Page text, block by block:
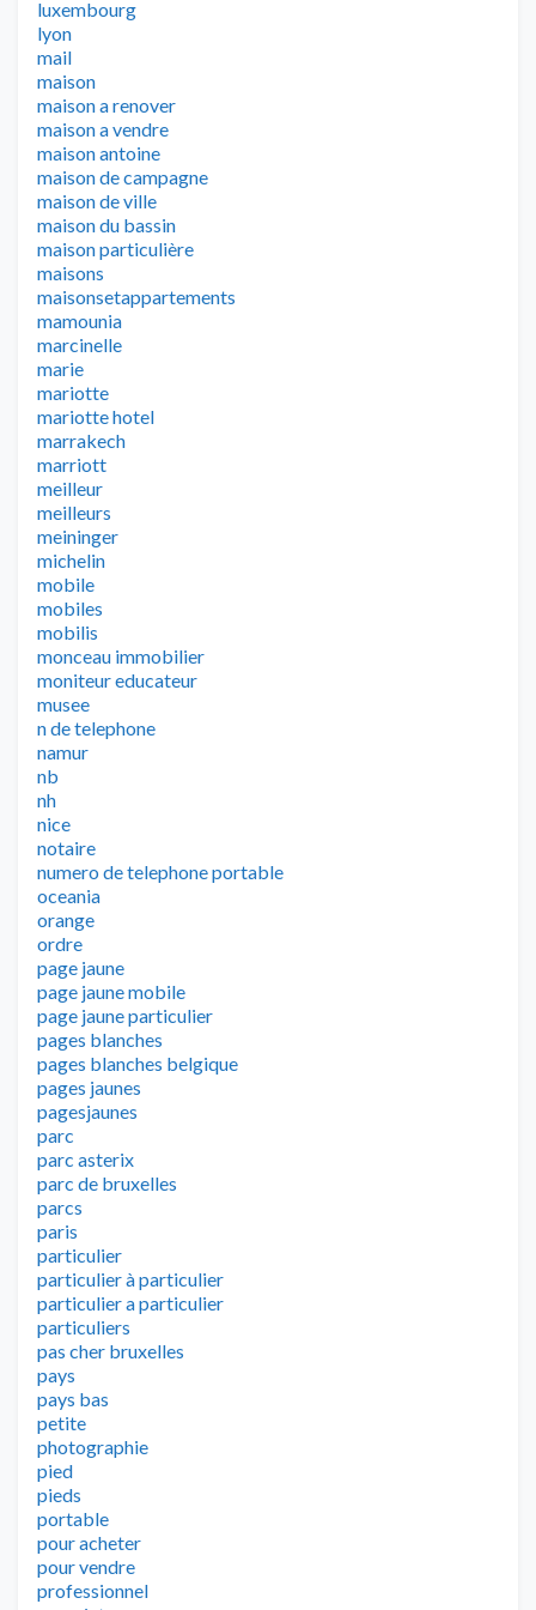
luxembourg
lyon
mail
maison
maison a renover
maison a vendre
maison antoine
maison de campagne
maison de ville
maison du bassin
maison particulière
maisons
maisonsetappartements
mamounia
marcinelle
marie
mariotte
mariotte hotel
marrakech
marriott
meilleur
meilleurs
meininger
michelin
mobile
mobiles
mobilis
monceau immobilier
moniteur educateur
musee
n de telephone
namur
nb
nh
nice
notaire
numero de telephone portable
oceania
orange
ordre
page jaune
page jaune mobile
page jaune particulier
pages blanches
pages blanches belgique
pages jaunes
pagesjaunes
parc
parc asterix
parc de bruxelles
parcs
paris
particulier
particulier à particulier
particulier a particulier
particuliers
pas cher bruxelles
pays
pays bas
petite
photographie
pied
pieds
portable
pour acheter
pour vendre
professionnel